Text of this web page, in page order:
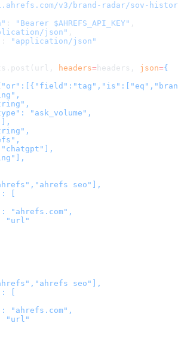
v3/brand-radar/sov-
: "Bearer $AHREFS_API_KEY" ,
json" ,
:
"application/json"
headers= headers , json={
"ask_volume",
seo"],
[
"ahrefs.com",
"url"
seo"],
[
"ahrefs.com",
"url"